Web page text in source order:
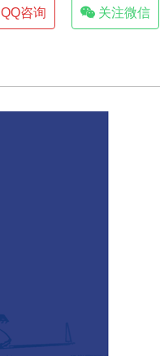
QQ咨询 关注微信